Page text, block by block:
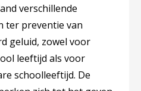
verschillende
ter preventie van
geluid, zowel voor
leeftijd als voor
schoolleeftijd. De